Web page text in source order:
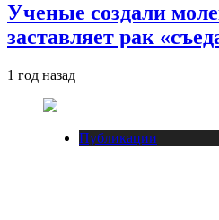
Ученые создали
заставляет рак
1 год назад
Публикации